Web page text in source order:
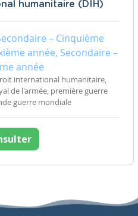
humanitaire (DIH)
– Cinquième
année, Secondaire –
année
international humanitaire,
de l'armée, première guerre
guerre mondiale